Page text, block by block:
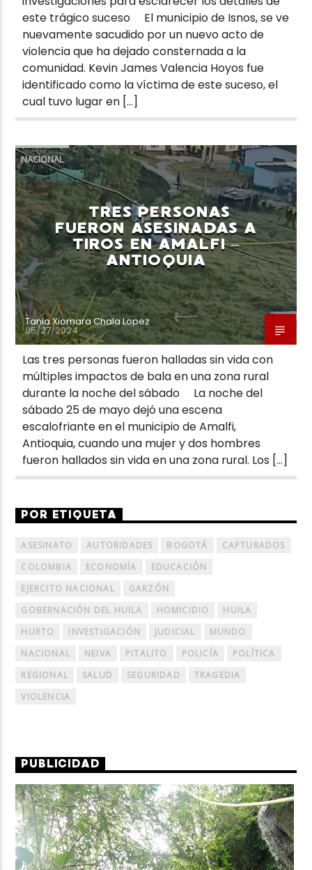
este trágico suceso El municipio de Isnos, se ve
nuevamente sacudido por un nuevo acto de
violencia que ha dejado consternada a la
comunidad. Kevin James Valencia Hoyos fue
identificado como la víctima de este suceso, el
cual tuvo lugar en […]
NACIONAL
TRES PERSONAS
FUERON ASESINADAS A
TIROS EN AMALFI –
ANTIOQUIA
Tania Xiomara Chala Lopez
05/27/2024
Las tres personas fueron halladas sin vida con
múltiples impactos de bala en una zona rural
durante la noche del sábado La noche del
sábado 25 de mayo dejó una escena
escalofriante en el municipio de Amalfi,
Antioquia, cuando una mujer y dos hombres
fueron hallados sin vida en una zona rural. Los […]
POR ETIQUETA
ASESINATO AUTORIDADES BOGOTÁ
CAPTURADOS
COLOMBIA
ECONOMÍA
EDUCACIÓN
EJERCITO NACIONAL
GARZÓN
GOBERNACIÓN DEL HUILA
HOMICIDIO
HUILA
HURTO
INVESTIGACIÓN JUDICIAL
MUNDO
NACIONAL
NEIVA PITALITO POLICÍA
POLÍTICA
REGIONAL
SALUD SEGURIDAD
TRAGEDIA
VIOLENCIA
PUBLICIDAD